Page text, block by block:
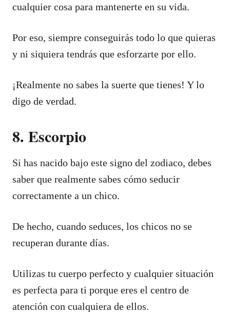
cualquier cosa para mantenerte en su vida.
Por eso, siempre conseguirás todo lo que quieras
y ni siquiera tendrás que esforzarte por ello.
¡Realmente no sabes la suerte que tienes! Y lo
digo de verdad.
8. Escorpio
Si has nacido bajo este signo del zodiaco, debes
saber que realmente sabes cómo seducir
correctamente a un chico.
De hecho, cuando seduces, los chicos no se
recuperan durante días.
Utilizas tu cuerpo perfecto y cualquier situación
es perfecta para ti porque eres el centro de
atención con cualquiera de ellos.